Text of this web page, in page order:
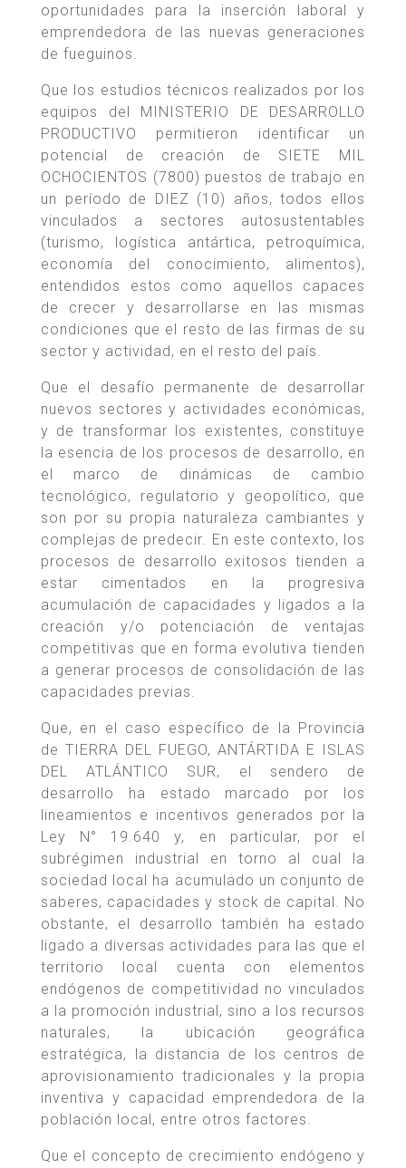
oportunidades para la inserción laboral y
emprendedora de las nuevas generaciones
de fueguinos.
Que los estudios técnicos realizados por los
equipos del MINISTERIO DE DESARROLLO
PRODUCTIVO permitieron identificar un
potencial de creación de SIETE MIL
OCHOCIENTOS (7800) puestos de trabajo en
un período de DIEZ (10) años, todos ellos
vinculados a sectores autosustentables
(turismo, logística antártica, petroquímica,
economía del conocimiento, alimentos),
entendidos estos como aquellos capaces
de crecer y desarrollarse en las mismas
condiciones que el resto de las firmas de su
sector y actividad, en el resto del país.
Que el desafío permanente de desarrollar
nuevos sectores y actividades económicas,
y de transformar los existentes, constituye
la esencia de los procesos de desarrollo, en
el marco de dinámicas de cambio
tecnológico, regulatorio y geopolítico, que
son por su propia naturaleza cambiantes y
complejas de predecir. En este contexto, los
procesos de desarrollo exitosos tienden a
estar cimentados en la progresiva
acumulación de capacidades y ligados a la
creación y/o potenciación de ventajas
competitivas que en forma evolutiva tienden
a generar procesos de consolidación de las
capacidades previas.
Que, en el caso específico de la Provincia
de TIERRA DEL FUEGO, ANTÁRTIDA E ISLAS
DEL ATLÁNTICO SUR, el sendero de
desarrollo ha estado marcado por los
lineamientos e incentivos generados por la
Ley N° 19.640 y, en particular, por el
subrégimen industrial en torno al cual la
sociedad local ha acumulado un conjunto de
saberes, capacidades y stock de capital. No
obstante, el desarrollo también ha estado
ligado a diversas actividades para las que el
territorio local cuenta con elementos
endógenos de competitividad no vinculados
a la promoción industrial, sino a los recursos
naturales, la ubicación geográfica
estratégica, la distancia de los centros de
aprovisionamiento tradicionales y la propia
inventiva y capacidad emprendedora de la
población local, entre otros factores.
Que el concepto de crecimiento endógeno y